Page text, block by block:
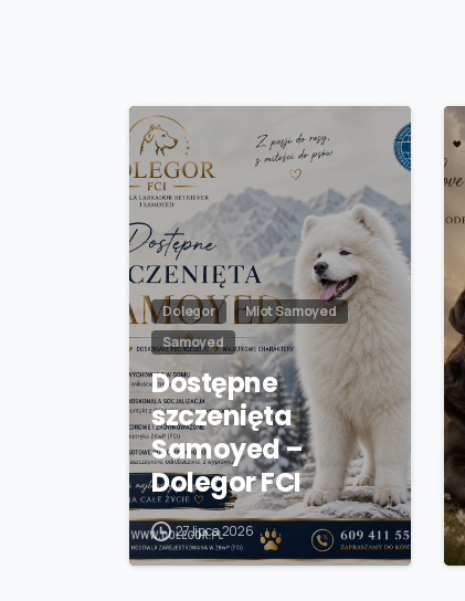
Dolegor
Miot Samoyed
Samoyed
Dostępne
szczenięta
Samoyed –
Dolegor FCI
27 lipca 2026